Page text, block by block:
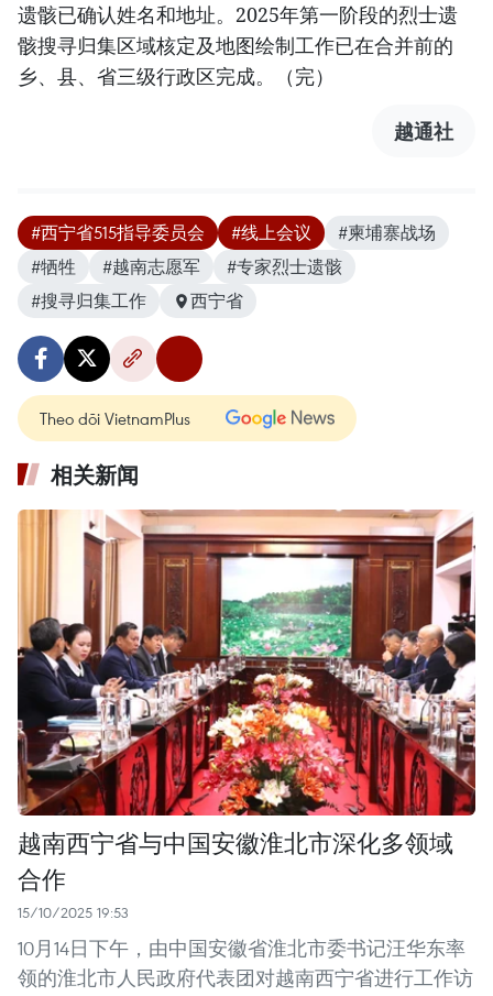
遗骸已确认姓名和地址。2025年第一阶段的烈士遗
骸搜寻归集区域核定及地图绘制工作已在合并前的
乡、县、省三级行政区完成。（完）
越通社
#西宁省515指导委员会 #线上会议
#柬埔寨战场
#牺牲
#越南志愿军
#专家烈士遗骸
#搜寻归集工作
西宁省
Theo dõi VietnamPlus
相关新闻
越南西宁省与中国安徽淮北市深化多领域
合作
15/10/2025 19:53
10月14日下午，由中国安徽省淮北市委书记汪华东率
领的淮北市人民政府代表团对越南西宁省进行工作访